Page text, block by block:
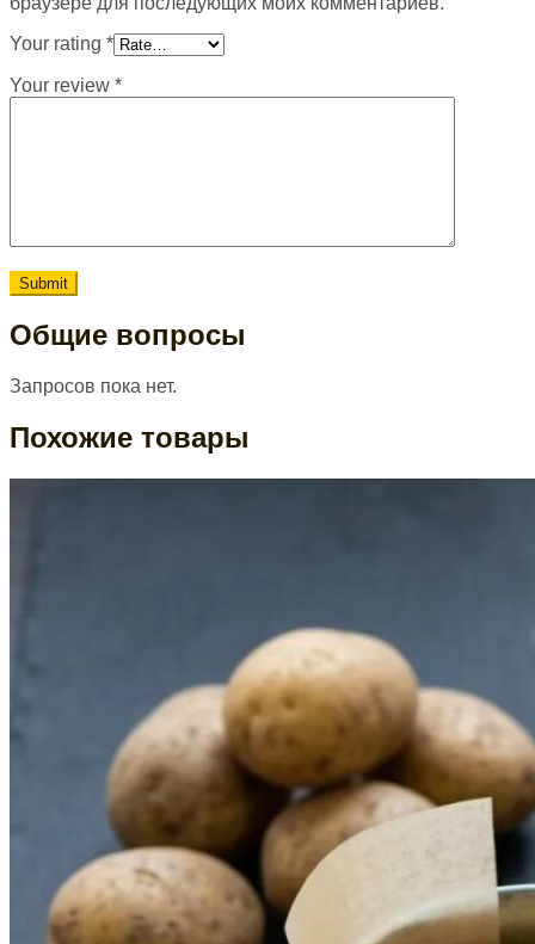
Your rating *
Your review *
Общие вопросы
Запросов пока нет.
Похожие товары